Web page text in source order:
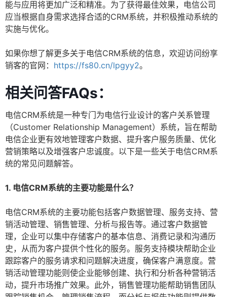
能与应用将更加广泛和精准。为了获得最佳效果，电信公司
应当根据自身需求选择合适的CRM系统，并积极推动系统的
实施与优化。
如果你想了解更多关于电信CRM系统的信息，欢迎访问纷享
销客的官网： https://fs80.cn/lpgyy2。
相关问答FAQs：
电信CRM系统是一种专门为电信行业设计的客户关系管理
（Customer Relationship Management）系统，旨在帮助
电信企业更有效地管理客户数据、提升客户服务质量、优化
营销策略以及增强客户忠诚度。以下是一些关于电信CRM系
统的常见问题解答。
1. 电信CRM系统的主要功能是什么？
电信CRM系统的主要功能包括客户数据管理、服务支持、营
销活动管理、销售管理、分析与报告等。通过客户数据管
理，企业可以集中存储客户的基本信息、消费记录和沟通历
史，从而为客户提供个性化的服务。服务支持模块帮助企业
跟踪客户的服务请求和问题解决进度，确保客户满意度。营
销活动管理功能则使企业能够创建、执行和分析各种营销活
动，提升市场推广效果。此外，销售管理功能帮助销售团队